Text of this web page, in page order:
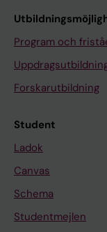
Program och
Forskarutbildning
Student
Ladok
Canvas
Schema
Studentmejlen